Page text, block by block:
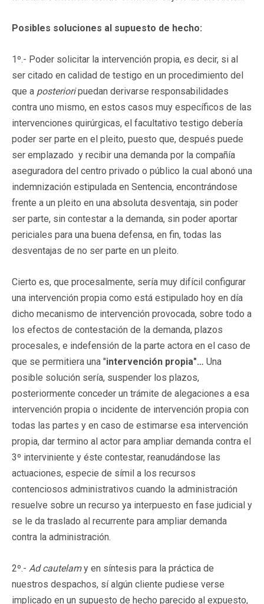
Posibles soluciones al supuesto de hecho:
1º.- Poder solicitar la intervención propia, es decir, si al
ser citado en calidad de testigo en un procedimiento del
que a posterioripuedan derivarse responsabilidades
contra uno mismo, en estos casos muy específicos de las
intervenciones quirúrgicas, el facultativo testigo debería
poder ser parte en el pleito, puesto que, después puede
ser emplazado y recibir una demanda por la compañía
aseguradora del centro privado o público la cual abonó una
indemnización estipulada en Sentencia, encontrándose
frente a un pleito en una absoluta desventaja, sin poder
ser parte, sin contestar a la demanda, sin poder aportar
periciales para una buena defensa, en fin, todas las
desventajas de no ser parte en un pleito.
Cierto es, que procesalmente, sería muy difícil configurar
una intervención propia como está estipulado hoy en día
dicho mecanismo de intervención provocada, sobre todo a
los efectos de contestación de la demanda, plazos
procesales, e indefensión de la parte actora en el caso de
que se permitiera una "intervención propia"… Una
posible solución sería, suspender los plazos,
posteriormente conceder un trámite de alegaciones a esa
intervención propia o incidente de intervención propia con
todas las partes y en caso de estimarse esa intervención
propia, dar termino al actor para ampliar demanda contra el
3º interviniente y éste contestar, reanudándose las
actuaciones, especie de símil a los recursos
contenciosos administrativos cuando la administración
resuelve sobre un recurso ya interpuesto en fase judicial y
se le da traslado al recurrente para ampliar demanda
contra la administración.
2º.- Ad cautelamy en síntesis para la práctica de
nuestros despachos, sí algún cliente pudiese verse
implicado en un supuesto de hecho parecido al expuesto,